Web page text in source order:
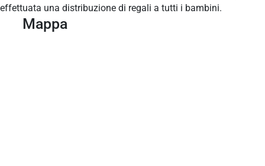
effettuata una distribuzione di regali a tutti i bambini.
Mappa